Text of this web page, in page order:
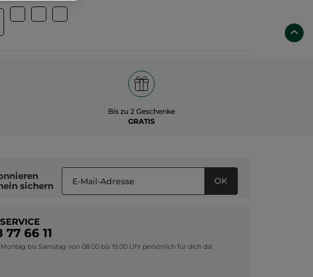
Bis zu 2 Geschenke
GRATIS
sichern OK
77 66 11
bis Samstag von 08.00 bis 19.00 Uhr persönlich für dich da!